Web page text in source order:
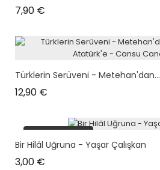
7,90 €
Türklerin Serüveni - Metehan'dan...
12,90 €
plus en stock
Bir Hilâl Uğruna - Yaşar Çalışkan
3,00 €